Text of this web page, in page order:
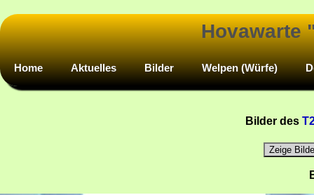
Hovawarte
Home Aktuelles Bilder Welpen (Würfe)
Bilder des
Zeige